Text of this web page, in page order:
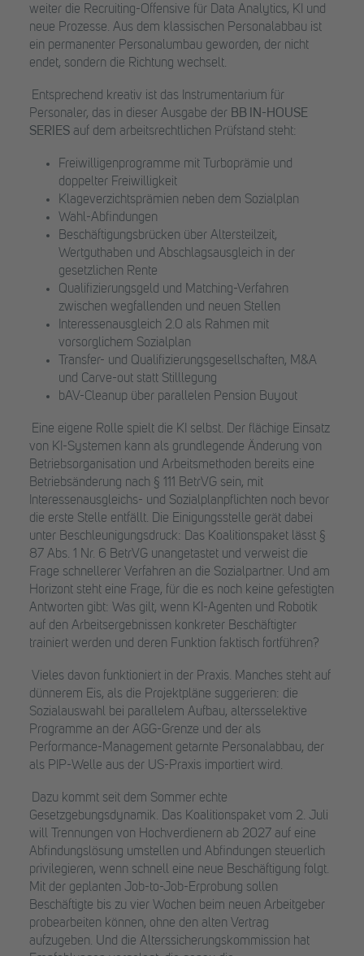
weiter die Recruiting-Offensive für Data Analytics, KI und
neue Prozesse. Aus dem klassischen Personalabbau ist
ein permanenter Personalumbau geworden, der nicht
endet, sondern die Richtung wechselt.
Entsprechend kreativ ist das Instrumentarium für
Personaler, das in dieser Ausgabe der BB IN-HOUSE
SERIES auf dem arbeitsrechtlichen Prüfstand steht:
Freiwilligenprogramme mit Turboprämie und
doppelter Freiwilligkeit
Klageverzichtsprämien neben dem Sozialplan
Wahl-Abfindungen
Beschäftigungsbrücken über Altersteilzeit,
Wertguthaben und Abschlagsausgleich in der
gesetzlichen Rente
Qualifizierungsgeld und Matching-Verfahren
zwischen wegfallenden und neuen Stellen
Interessenausgleich 2.0 als Rahmen mit
vorsorglichem Sozialplan
Transfer- und Qualifizierungsgesellschaften, M&A
und Carve-out statt Stilllegung
bAV-Cleanup über parallelen Pension Buyout
Eine eigene Rolle spielt die KI selbst. Der flächige Einsatz
von KI-Systemen kann als grundlegende Änderung von
Betriebsorganisation und Arbeitsmethoden bereits eine
Betriebsänderung nach § 111 BetrVG sein, mit
Interessenausgleichs- und Sozialplanpflichten noch bevor
die erste Stelle entfällt. Die Einigungsstelle gerät dabei
unter Beschleunigungsdruck: Das Koalitionspaket lässt §
87 Abs. 1 Nr. 6 BetrVG unangetastet und verweist die
Frage schnellerer Verfahren an die Sozialpartner. Und am
Horizont steht eine Frage, für die es noch keine gefestigten
Antworten gibt: Was gilt, wenn KI-Agenten und Robotik
auf den Arbeitsergebnissen konkreter Beschäftigter
trainiert werden und deren Funktion faktisch fortführen?
Vieles davon funktioniert in der Praxis. Manches steht auf
dünnerem Eis, als die Projektpläne suggerieren: die
Sozialauswahl bei parallelem Aufbau, altersselektive
Programme an der AGG-Grenze und der als
Performance-Management getarnte Personalabbau, der
als PIP-Welle aus der US-Praxis importiert wird.
Dazu kommt seit dem Sommer echte
Gesetzgebungsdynamik. Das Koalitionspaket vom 2. Juli
will Trennungen von Hochverdienern ab 2027 auf eine
Abfindungslösung umstellen und Abfindungen steuerlich
privilegieren, wenn schnell eine neue Beschäftigung folgt.
Mit der geplanten Job-to-Job-Erprobung sollen
Beschäftigte bis zu vier Wochen beim neuen Arbeitgeber
probearbeiten können, ohne den alten Vertrag
aufzugeben. Und die Alterssicherungskommission hat